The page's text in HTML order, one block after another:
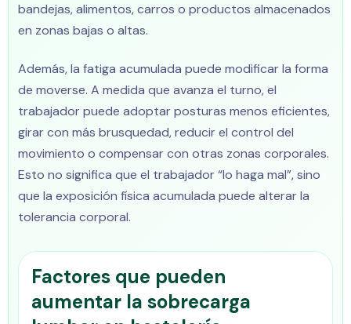
bandejas, alimentos, carros o productos almacenados
en zonas bajas o altas.
Además, la fatiga acumulada puede modificar la forma
de moverse. A medida que avanza el turno, el
trabajador puede adoptar posturas menos eficientes,
girar con más brusquedad, reducir el control del
movimiento o compensar con otras zonas corporales.
Esto no significa que el trabajador “lo haga mal”, sino
que la exposición física acumulada puede alterar la
tolerancia corporal.
Factores que pueden
aumentar la sobrecarga